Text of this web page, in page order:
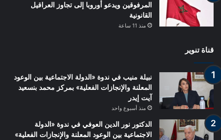
المرفوقين ويدعو أوروبا إلى تجاوز العراقيل
القانونية
منذ 11 ساعة
قناة تنوير
نبيلة منيب في ندوة «الدولة الاجتماعية بين الوعود
المعلنة والإنجازات الفعلية» بمركز محمد بنسعيد
آيت إيدر
منذ أسبوع واحد
الدكتور نور الدين العوفي في ندوة «الدولة
الاجتماعية بين الوعود المعلنة والإنجازات الفعلية»